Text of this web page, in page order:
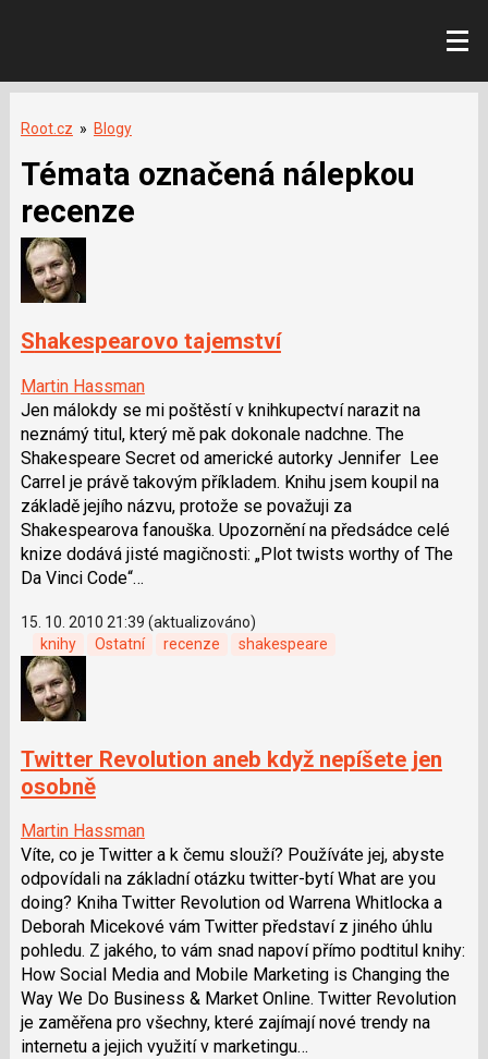
Root.cz » Blogy
Témata označená nálepkou
recenze
Shakespearovo tajemství
Martin Hassman
Jen málokdy se mi poštěstí v knihkupectví narazit na
neznámý titul, který mě pak dokonale nadchne. The
Shakespeare Secret od americké autorky Jennifer Lee
Carrel je právě takovým příkladem. Knihu jsem koupil na
základě jejího názvu, protože se považuji za
Shakespearova fanouška. Upozornění na předsádce celé
knize dodává jisté magičnosti: „Plot twists worthy of The
Da Vinci Code“…
15. 10. 2010 21:39 (aktualizováno)
knihy
Ostatní recenze shakespeare
Twitter Revolution aneb když nepíšete jen
osobně
Martin Hassman
Víte, co je Twitter a k čemu slouží? Používáte jej, abyste
odpovídali na základní otázku twitter-bytí What are you
doing? Kniha Twitter Revolution od Warrena Whitlocka a
Deborah Micekové vám Twitter představí z jiného úhlu
pohledu. Z jakého, to vám snad napoví přímo podtitul knihy:
How Social Media and Mobile Marketing is Changing the
Way We Do Business & Market Online. Twitter Revolution
je zaměřena pro všechny, které zajímají nové trendy na
internetu a jejich využití v marketingu…